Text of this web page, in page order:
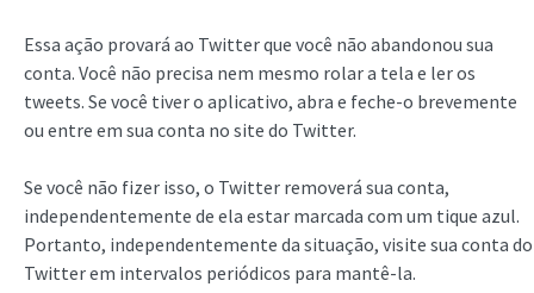
Essa ação provará ao Twitter que você não abandonou sua
conta. Você não precisa nem mesmo rolar a tela e ler os
tweets. Se você tiver o aplicativo, abra e feche-o brevemente
ou entre em sua conta no site do Twitter.
Se você não fizer isso, o Twitter removerá sua conta,
independentemente de ela estar marcada com um tique azul.
Portanto, independentemente da situação, visite sua conta do
Twitter em intervalos periódicos para mantê-la.